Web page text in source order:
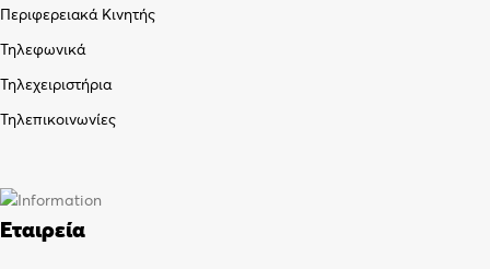
Περιφερειακά Κινητής
Τηλεφωνικά
Τηλεχειριστήρια
Τηλεπικοινωνίες
Εταιρεία